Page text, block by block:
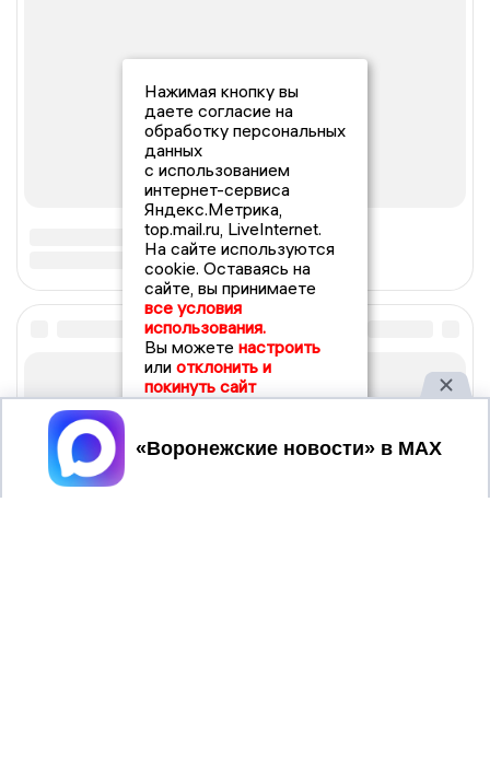
Нажимая кнопку вы
даете согласие на
обработку персональных
данных
с использованием
интернет-сервиса
Яндекс.Метрика,
top.mail.ru, LiveInternet.
На сайте используются
cookie. Оставаясь на
сайте, вы принимаете
все условия
использования.
Вы можете настроить
или отклонить и
покинуть сайт
Принять